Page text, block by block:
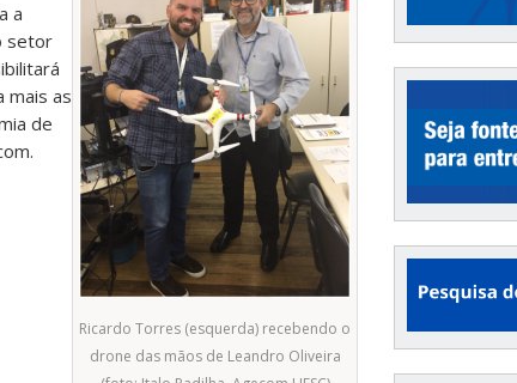
Ricardo Torres (esquerda) recebendo o
drone das mãos de Leandro Oliveira
a
setor
mais as
de